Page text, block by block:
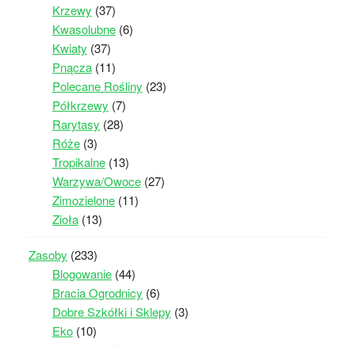
Krzewy (37)
Kwasolubne(6)
Kwiaty (37)
Pnącza(11)
Polecane Rośliny (23)
Półkrzewy (7)
Rarytasy (28)
Róże(3)
Tropikalne(13)
Warzywa/Owoce(27)
Zimozielone(11)
Zioła(13)
Zasoby (233)
Blogowanie(44)
Bracia Ogrodnicy (6)
Dobre Szkółki i Sklepy (3)
Eko(10)